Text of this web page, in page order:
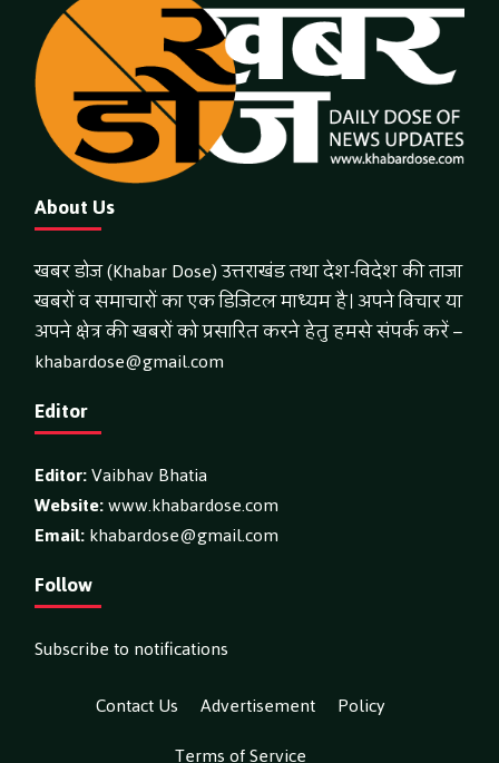
About Us
खबर डोज (Khabar Dose) उत्तराखंड तथा देश-विदेश की ताजा
खबरों व समाचारों का एक डिजिटल माध्यम है। अपने विचार या
अपने क्षेत्र की खबरों को प्रसारित करने हेतु हमसे संपर्क करें –
khabardose@gmail.com
Editor
Editor:Vaibhav Bhatia
Website:www.khabardose.com
Email:khabardose@gmail.com
Follow
Subscribe to notifications
Contact Us
Advertisement
Policy
Terms of Service